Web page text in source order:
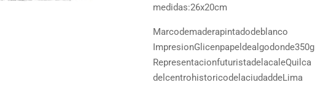
medidas:26x20cm
Marcodemaderapintadodeblanco
ImpresionGlicenpapeldealgodonde350g
RepresentacionfuturistadelacaleQuilca
delcentrohistoricodelaciudaddeLima